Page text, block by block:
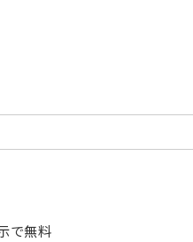
で無料